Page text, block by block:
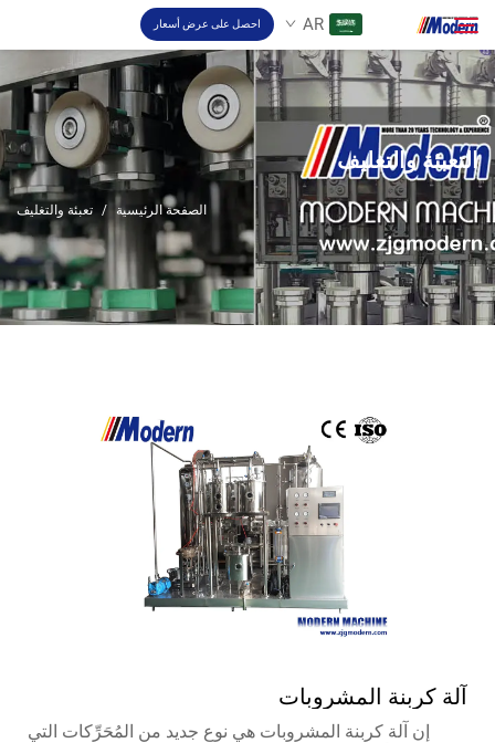
AR احصل على عرض أسعار
حل
تعبئة والتغليف
نبذة
فيديو
ابحث
الصفحة الرئيسية / تعبئة والتغليف
التعبئة والتغليف
آلة كربنة المشروبات
إن آلة كربنة المشروبات هي نوع جديد من المُحَرِّكات التي